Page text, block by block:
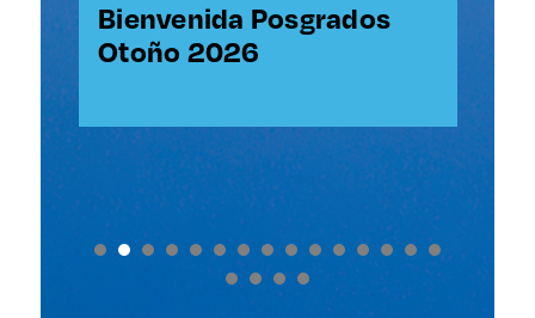
Poniente/Evento virtual
Bienvenida Posgrados
Otoño 2026